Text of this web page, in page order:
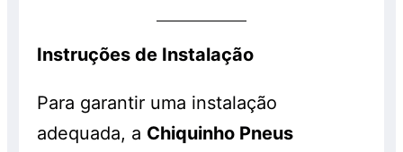
Instruções de Instalação
Para garantir uma instalação
adequada, a Chiquinho Pneus